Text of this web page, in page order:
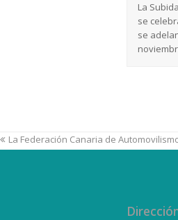
La
se
se
La Federación Canaria de